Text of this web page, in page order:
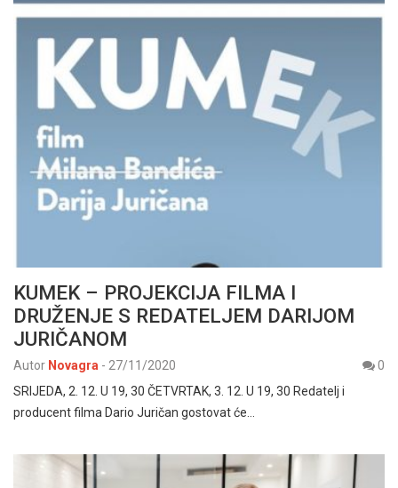
KUMEK – PROJEKCIJA FILMA I
DRUŽENJE S REDATELJEM DARIJOM
JURIČANOM
Autor Novagra - 27/11/2020
0
SRIJEDA, 2. 12. U 19, 30 ČETVRTAK, 3. 12. U 19, 30 Redatelj i
producent filma Dario Juričan gostovat će…